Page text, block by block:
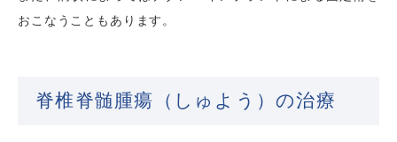
おこなうこともあります。
脊椎脊髄腫瘍（しゅよう）の治療